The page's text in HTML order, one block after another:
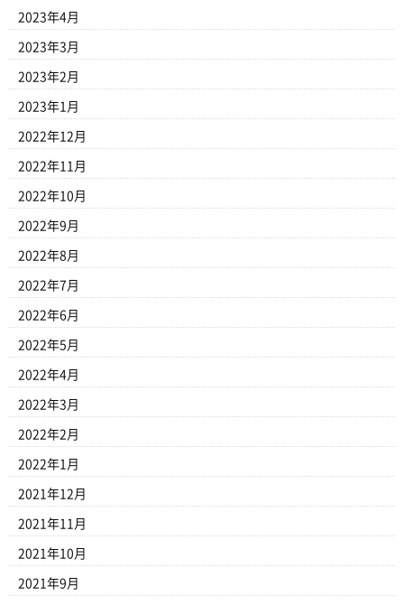
2023年4月
2023年3月
2023年2月
2023年1月
2022年12月
2022年11月
2022年10月
2022年9月
2022年8月
2022年7月
2022年6月
2022年5月
2022年4月
2022年3月
2022年2月
2022年1月
2021年12月
2021年11月
2021年10月
2021年9月